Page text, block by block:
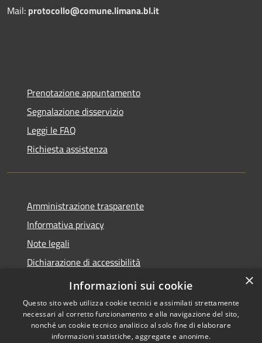
Mail: protocollo@comune.limana.bl.it
Prenotazione appuntamento
Segnalazione disservizio
Leggi le FAQ
Richiesta assistenza
Amministrazione trasparente
Informativa privacy
Note legali
Dichiarazione di accessibilità
Moduli Privacy Amministrazione trasparente
Copyright © 2026 • Comune di
×
Informazioni sui cookie
Questo sito web utilizza cookie tecnici e assimilati strettamente
necessari al corretto funzionamento e alla navigazione del sito,
nonché un cookie tecnico analitico al solo fine di elaborare
informazioni statistiche, aggregate e anonime.